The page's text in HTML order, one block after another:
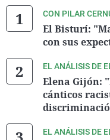
CON PILAR
El Bisturí:
con sus
EL ANÁLISIS DE
Elena Gijón:
cánticos
EL ANÁLISIS DE